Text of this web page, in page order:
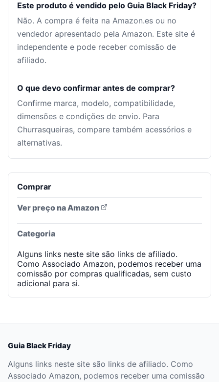
Este produto é vendido pelo Guia Black Friday?
Não. A compra é feita na Amazon.es ou no
vendedor apresentado pela Amazon. Este site é
independente e pode receber comissão de
afiliado.
O que devo confirmar antes de comprar?
Confirme marca, modelo, compatibilidade,
dimensões e condições de envio. Para
Churrasqueiras, compare também acessórios e
alternativas.
Comprar
Ver preço na Amazon
Categoria
Alguns links neste site são links de afiliado.
Como Associado Amazon, podemos receber uma
comissão por compras qualificadas, sem custo
adicional para si.
Guia Black Friday
Alguns links neste site são links de afiliado. Como
Associado Amazon, podemos receber uma comissão